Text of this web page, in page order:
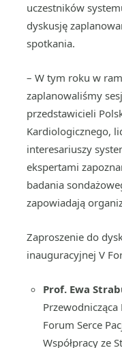
uczestników
dyskusję
spotkania.
– W tym roku w
zaplanowaliśmy
przedstawicieli
Kardiologicznego,
interesariuszy
ekspertami
badania
zapowiadają
Zaproszenie do
inauguracyjnej V
Prof. Ewa
Forum Serce
Współpracy ze